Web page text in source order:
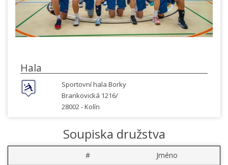
Hala
Sportovní hala Borky
Brankovická 1216/
28002 -Kolín
Soupiska družstva
# Jméno